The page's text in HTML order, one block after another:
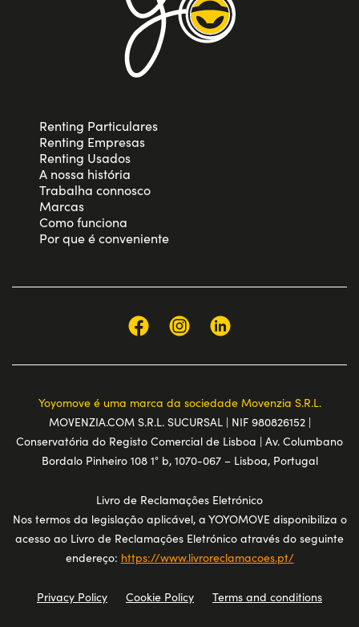
Renting Particulares
Renting Empresas
Renting Usados
A nossa história
Trabalha connosco
Marcas
Como funciona
Por que é conveniente
Yoyomove é uma marca da sociedade Movenzia S.R.L.
MOVENZIA.COM S.R.L. SUCURSAL | NIF 980826152 |
Conservatória do Registo Comercial de Lisboa | Av. Columbano
Bordalo Pinheiro 108 1° b, 1070-067 – Lisboa, Portugal
Livro de Reclamações Eletrónico
Nos termos da legislação aplicável, a YOYOMOVE disponibiliza o
acesso ao Livro de Reclamações Eletrónico através do seguinte
endereço: https://www.livroreclamacoes.pt/
Privacy Policy Cookie Policy Terms and conditions